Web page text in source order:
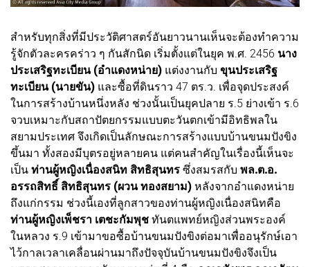
สำหรับทุกสิ่งที่มีประวัติศาสตร์อันยาวนานเห็นจะต้องทำความ
รู้จักตัวละครคร่าว ๆ กันสักนิด เริ่มตั้งแต่ในยุค พ.ศ. 2456 นาง
ประเสริฐทะเบียน (อำแดงหน่าย) แต่งงานกับ ขุนประเสริฐ
ทะเบียน (นายขัน) และซื้อที่ดินราว 47 ตร.ว. เพื่อจุดประสงค์
ในการสร้างบ้านหนึ่งหลัง ช่วงนั้นเป็นยุคปลาย ร.5 ย่างเข้า ร.6
จวบเหมาะกับสถาปัตยกรรมแบบตะวันตกเข้ามีอิทธิพลใน
สยามประเทศ จึงเกิดเป็นลักษณะการสร้างแบบบ้านขนมปังขิง
ขึ้นมา ทั้งสองมีบุตรอยู่หลายคน แต่คนสำคัญในเรื่องนี้เห็นจะ
เป็น ท่านผู้หญิงเนื่องสนิท สิทธิสุนทร ซึ่งสมรสกับ พล.ต.อ.
อรรถสิทธิ์ สิทธิสุนทร (ผวน ทองสยาม) หลังจากอำแดงหน่าย
ถึงแก่กรรม ช่วงนี้เองที่ลูกสาวของท่านผู้หญิงเนื่องสนิทคือ
ท่านผู้หญิงเพ็ชรา เตชะกัมพุช ทันตแพทย์หญิงส่วนพระองค์
ในหลวง ร.9 เข้ามาขอซื้อบ้านขนมปังขิงต่อมาเพื่ออนุรักษ์เอา
ไว้กาลเวลาเคลื่อนผ่านมาถึงปัจจุบันบ้านขนมปังขิงจึงเป็น